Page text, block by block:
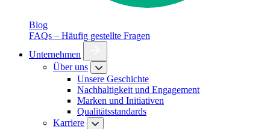
Blog
FAQs – Häufig gestellte Fragen
Unternehmen
Über uns
Unsere Geschichte
Nachhaltigkeit und Engagement
Marken und Initiativen
Qualitätsstandards
Karriere